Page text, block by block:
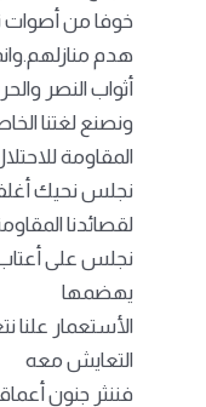
خوفا من أصوات
هدم
أثواب النصر
ونصنع لغتنا
المقاومة
نجلس نحيك
لقصائدنا
نجلس على أعتاب
يهضمها
الأستعمار
التعايش معه
فننثر جنون